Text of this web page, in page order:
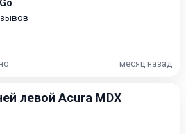
месяц назад
левой Acura MDX